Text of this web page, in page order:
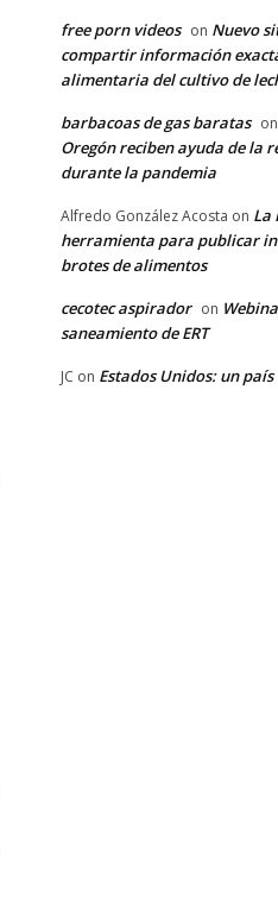
free porn videos on Nuevo
compartir información
alimentaria del cultivo de
barbacoas de gas baratas on
Oregón reciben ayuda de la
durante la pandemia
Alfredo González Acosta on La
herramienta para publicar
brotes de alimentos
cecotec aspirador on
saneamiento de ERT
JC on Estados Unidos: un